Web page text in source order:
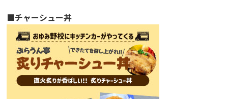
■チャーシュー丼